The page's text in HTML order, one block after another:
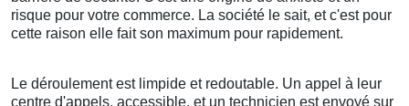
risque pour votre commerce. La société le sait, et c'est pour
cette raison elle fait son maximum pour rapidement.
Le déroulement est limpide et redoutable. Un appel à leur
centre d'appels, accessible, et un technicien est envoyé sur